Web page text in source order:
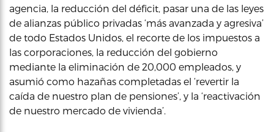
agencia, la reducción del déficit, pasar una de las leyes
de alianzas público privadas ‘más avanzada y agresiva’
de todo Estados Unidos, el recorte de los impuestos a
las corporaciones, la reducción del gobierno
mediante la eliminación de 20,000 empleados, y
asumió como hazañas completadas el ‘revertir la
caída de nuestro plan de pensiones’, y la ‘reactivación
de nuestro mercado de vivienda’.